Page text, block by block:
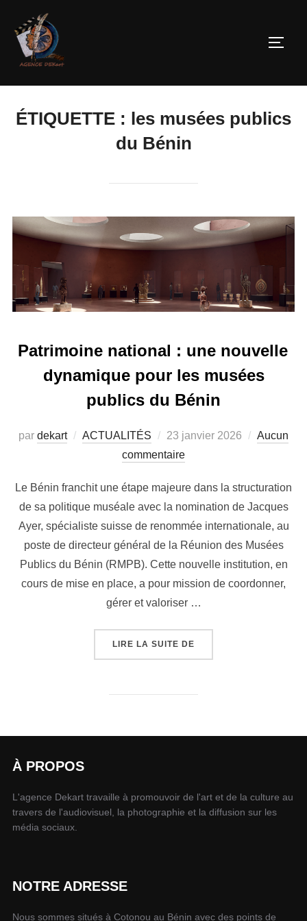
ÉTIQUETTE : les musées publics
du Bénin
Patrimoine national : une nouvelle
dynamique pour les musées
publics du Bénin
par dekart ACTUALITÉS 23 janvier 2026
Aucun
commentaire
Le Bénin franchit une étape majeure dans la structuration
de sa politique muséale avec la nomination de Jacques
Ayer, spécialiste suisse de renommée internationale, au
poste de directeur général de la Réunion des Musées
Publics du Bénin (RMPB). Cette nouvelle institution, en
cours de mise en place, a pour mission de coordonner,
gérer et valoriser …
LIRE LA SUITE DE
À PROPOS
L'agence Dekart travaille à promouvoir de l'art et de la culture au
travers de l'audiovisuel, la photographie et la diffusion sur les
média sociaux.
NOTRE ADRESSE
Nous sommes situés à Cotonou au Bénin avec des points de